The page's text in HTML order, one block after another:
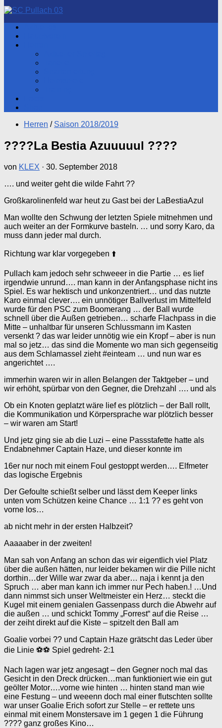
Herren / Saison 2018/2019
????La Bestia Azuuuuul ????
von KLEX · 30. September 2018
…. und weiter geht die wilde Fahrt ??
Großkarolinenfeld war heut zu Gast bei der LaBestiaAzul
Man wollte den Schwung der letzten Spiele mitnehmen und
auch weiter an der Formkurve basteln. … und sorry Karo, da
muss dann jeder mal durch.
Richtung war klar vorgegeben ⬆️
Pullach kam jedoch sehr schweeer in die Partie … es lief
irgendwie unrund…. man kann in der Anfangsphase nicht ins
Spiel. Es war hektisch und unkonzentriert… und das nutzte
Karo einmal clever…. ein unnötiger Ballverlust im Mittelfeld
wurde für den PSC zum Boomerang … der Ball wurde
schnell über die Außen getrieben… scharfe Flachpass in die
Mitte – unhaltbar für unseren Schlussmann im Kasten
versenkt ? das war leider unnötig wie ein Kropf – aber is nun
mal so jetz… das sind die Momente wo man sich gegenseitig
aus dem Schlamassel zieht #einteam … und nun war es
angerichtet ….
immerhin waren wir in allen Belangen der Taktgeber – und
wir erhöht, spürbar von den Gegner, die Drehzahl …. und als
Ob ein Knoten geplatzt wäre lief es plötzlich – der Ball rollt,
die Kommunikation und Körpersprache war plötzlich besser
– wir waren am Start!
Und jetz ging sie ab die Luzi – eine Passstafette hatte als
Endabnehmer Captain Haze, und dieser konnte im
16er nur noch mit einem Foul gestoppt werden…. Elfmeter
das logische Ergebnis
Der Gefoulte schießt selber und lässt dem Keeper links
unten vom Schützen keine Chance … 1:1 ?? es geht von
vorne los…
ab nicht mehr in der ersten Halbzeit?
Aaaaaber in der zweiten!
Man sah von Anfang an schon das wir eigentlich viel Platz
über die außen hätten, nur leider bekamen wir die Pille nicht
dorthin…der Wille war zwar da aber… naja i kennt ja den
Spruch … aber man kann ich immer nur Pech haben.! …Und
dann nimmst sich unser Weltmeister ein Herz… steckt die
Kugel mit einem genialen Gassenpass durch die Abwehr auf
die außen … und schickt Tommy „Forrest“ auf die Reise …
der zeiht direkt auf die Kiste – spitzelt den Ball am
Goalie vorbei ?? und Captain Haze grätscht das Leder über
die Linie ⚽️⚽️ Spiel gedreht- 2:1
Nach lagen war jetz angesagt – den Gegner noch mal das
Gesicht in den Dreck drücken…man funktioniert wie ein gut
geölter Motor….vorne wie hinten … hinten stand man wie
eine Festung – und weeenn doch mal einer flutschten sollte
war unser Goalie Erich sofort zur Stelle – er rettete uns
einmal mit einem Monstersave im 1 gegen 1 die Führung
???? ganz großes Kino…